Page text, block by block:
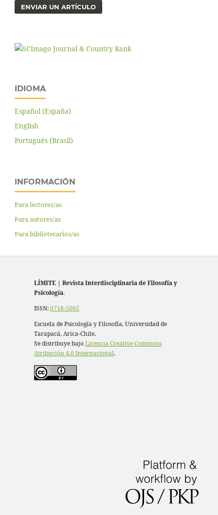
ENVIAR UN ARTÍCULO
IDIOMA
Español (España)
English
Português (Brasil)
INFORMACIÓN
Para lectores/as
Para autores/as
Para bibliotecarios/as
LÍMITE | Revista Interdisciplinaria de Filosofía y
Psicología.
ISSN:0718-5065
Escuela de Psicología y Filosofía, Universidad de
Tarapacá, Arica-Chile.
Se distribuye bajoLicencia Creative Commons
Atribución 4.0 Internacional.